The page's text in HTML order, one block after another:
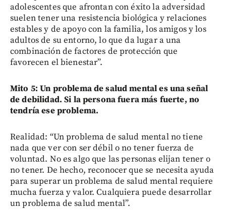
adolescentes que afrontan con éxito la adversidad
suelen tener una resistencia biológica y relaciones
estables y de apoyo con la familia, los amigos y los
adultos de su entorno, lo que da lugar a una
combinación de factores de protección que
favorecen el bienestar”.
Mito 5: Un problema de salud mental es una señal
de debilidad. Si la persona fuera más fuerte, no
tendría ese problema.
Realidad: “Un problema de salud mental no tiene
nada que ver con ser débil o no tener fuerza de
voluntad. No es algo que las personas elijan tener o
no tener. De hecho, reconocer que se necesita ayuda
para superar un problema de salud mental requiere
mucha fuerza y valor. Cualquiera puede desarrollar
un problema de salud mental”.